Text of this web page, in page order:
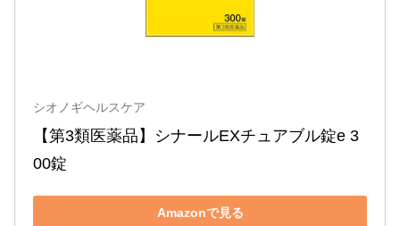
シオノギヘルスケア
【第3類医薬品】シナールEXチュアブル錠e 3
00錠
Amazonで見る